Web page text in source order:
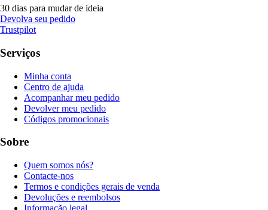
30 dias para mudar de ideia
Devolva seu pedido
Trustpilot
Serviços
Minha conta
Centro de ajuda
Acompanhar meu pedido
Devolver meu pedido
Códigos promocionais
Sobre
Quem somos nós?
Contacte-nos
Termos e condições gerais de venda
Devoluções e reembolsos